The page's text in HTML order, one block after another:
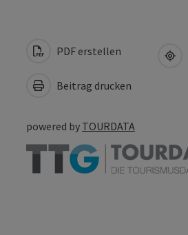
PDF erstellen
Beitrag drucken
powered by TOURDATA